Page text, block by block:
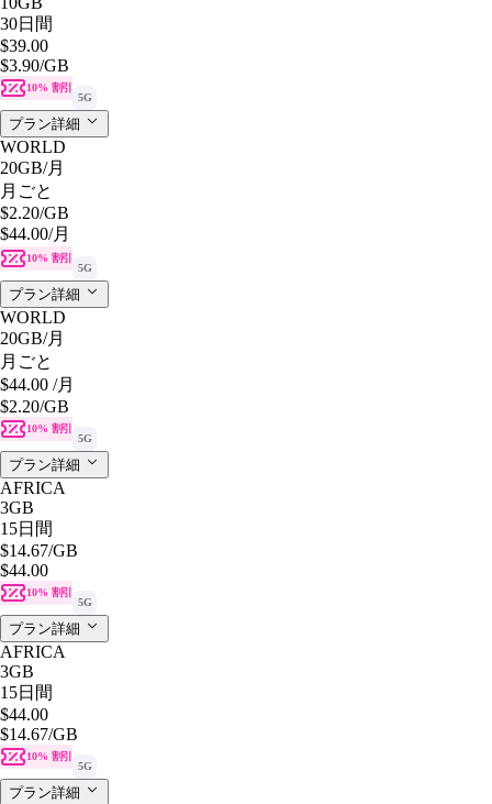
30日間
$39.00
$3.90/GB
10% 割引
5G
プラン詳細
WORLD
20GB/月
月ごと
$2.20/GB
$44.00/月
10% 割引
5G
プラン詳細
WORLD
20GB/月
月ごと
$44.00 /月
$2.20/GB
10% 割引
5G
プラン詳細
AFRICA
3GB
15日間
$14.67/GB
$44.00
10% 割引
5G
プラン詳細
AFRICA
3GB
15日間
$44.00
$14.67/GB
10% 割引
5G
プラン詳細